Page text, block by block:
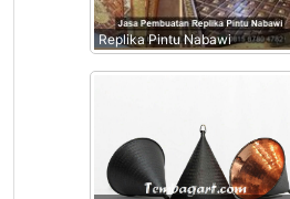
Replika Pintu Nabawi